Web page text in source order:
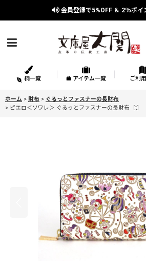
会員登録で5%OFF ＆ 2％ポイ
柄一覧 アイテム一覧 ご利
ホーム > 財布 > ぐるっとファスナーの長財布
> ピエロ＜ソワレ＞ ぐるっとファスナーの長財布［t］